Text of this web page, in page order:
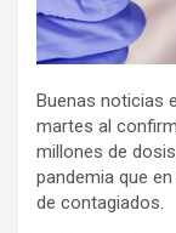
Buenas noticias
martes al
millones de
pandemia que
de contagiados.